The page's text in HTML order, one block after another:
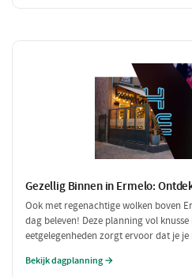
Gezellig Binnen in Ermelo:
Ook met regenachtige wolken boven
dag beleven! Deze planning vol
eetgelegenheden zorgt ervoor dat je
binnen.
Bekijk dagplanning →